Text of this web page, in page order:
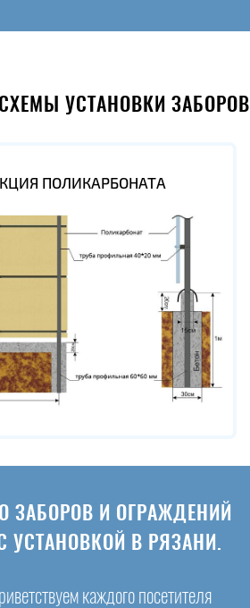
УСТАНОВКИ ЗАБОРОВ
ПОЛИКАРБОНАТА
ЗАБОРОВ И ОГРАЖДЕНИЙ
В РЯЗАНИ.
каждого посетителя